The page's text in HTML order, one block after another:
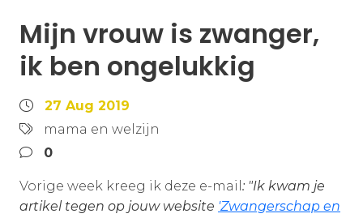
Mijn vrouw is zwanger,
ik ben ongelukkig
27 Aug 2019
mama en welzijn
0
Vorige week kreeg ik deze e-mail : "Ik kwam je
artikel tegen op jouw website 'Zwangerschap en